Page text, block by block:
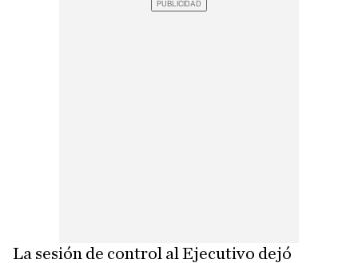
La sesión de control al Ejecutivo dejó